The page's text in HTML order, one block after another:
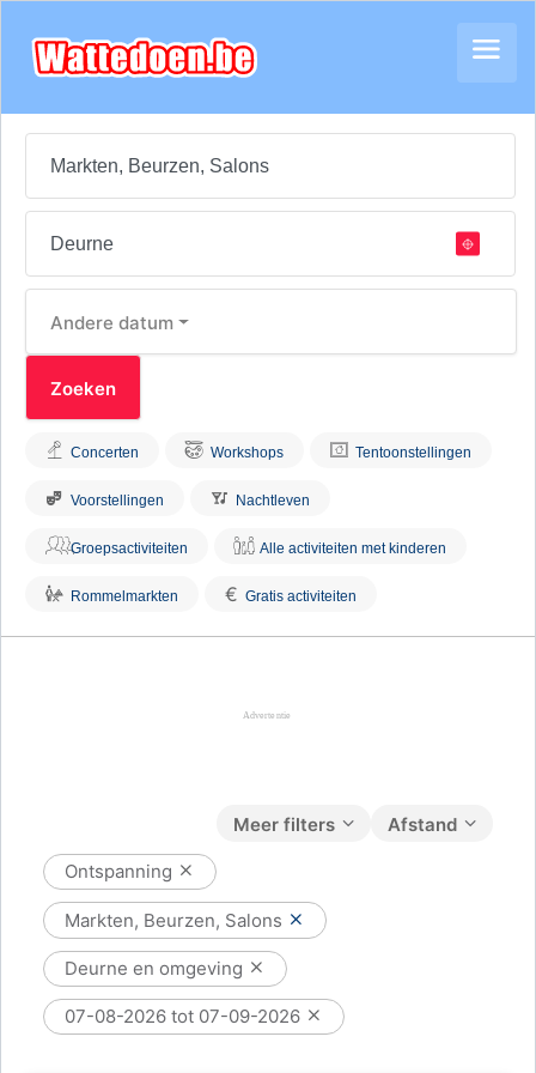
Andere datum
Concerten Workshops Tentoonstellingen
Voorstellingen Nachtleven
Groepsactiviteiten Alle activiteiten met kinderen
Rommelmarkten € Gratis activiteiten
Afstand
Meer filters
Ontspanning
Markten, Beurzen, Salons
Deurne en omgeving
07-08-2026 tot 07-09-2026